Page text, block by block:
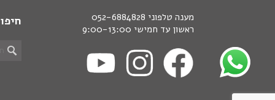
מענה טלפוני 052-6884828
ראשון עד חמישי 9:00-13:00